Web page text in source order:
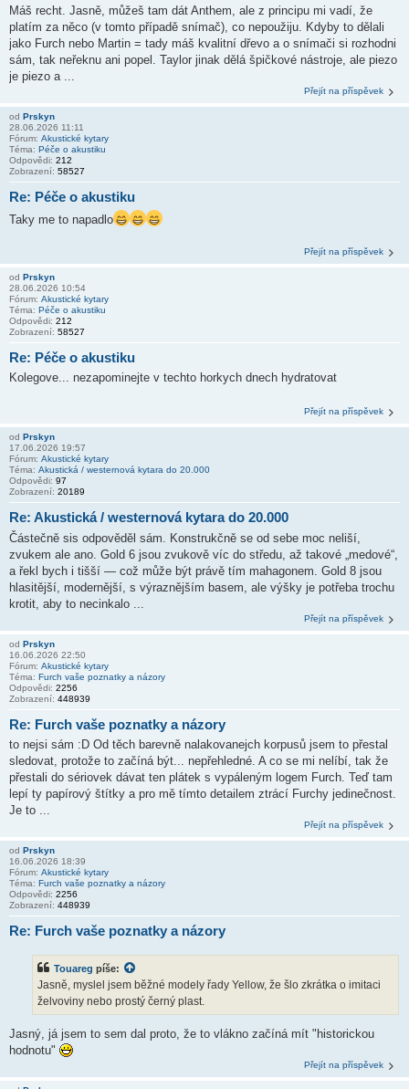
Máš recht. Jasně, můžeš tam dát Anthem, ale z principu mi vadí, že
platím za něco (v tomto případě snímač), co nepoužiju. Kdyby to dělali
jako Furch nebo Martin = tady máš kvalitní dřevo a o snímači si rozhodni
sám, tak neřeknu ani popel. Taylor jinak dělá špičkové nástroje, ale piezo
je piezo a ...
Přejít na příspěvek
od Prskyn
28.06.2026 11:11
Fórum: Akustické kytary
Téma: Péče o akustiku
Odpovědi: 212
Zobrazení: 58527
Re: Péče o akustiku
Taky me to napadlo
Přejít na příspěvek
od Prskyn
28.06.2026 10:54
Fórum: Akustické kytary
Téma: Péče o akustiku
Odpovědi: 212
Zobrazení: 58527
Re: Péče o akustiku
Kolegove... nezapominejte v techto horkych dnech hydratovat
Přejít na příspěvek
od Prskyn
17.06.2026 19:57
Fórum: Akustické kytary
Téma: Akustická / westernová kytara do 20.000
Odpovědi: 97
Zobrazení: 20189
Re: Akustická / westernová kytara do 20.000
Částečně sis odpověděl sám. Konstrukčně se od sebe moc neliší,
zvukem ale ano. Gold 6 jsou zvukově víc do středu, až takové „medové“,
a řekl bych i tišší — což může být právě tím mahagonem. Gold 8 jsou
hlasitější, modernější, s výraznějším basem, ale výšky je potřeba trochu
krotit, aby to necinkalo ...
Přejít na příspěvek
od Prskyn
16.06.2026 22:50
Fórum: Akustické kytary
Téma: Furch vaše poznatky a názory
Odpovědi: 2256
Zobrazení: 448939
Re: Furch vaše poznatky a názory
to nejsi sám :D Od těch barevně nalakovanejch korpusů jsem to přestal
sledovat, protože to začíná být... nepřehledné. A co se mi nelíbí, tak že
přestali do sériovek dávat ten plátek s vypáleným logem Furch. Teď tam
lepí ty papírový štítky a pro mě tímto detailem ztrácí Furchy jedinečnost.
Je to ...
Přejít na příspěvek
od Prskyn
16.06.2026 18:39
Fórum: Akustické kytary
Téma: Furch vaše poznatky a názory
Odpovědi: 2256
Zobrazení: 448939
Re: Furch vaše poznatky a názory
Touareg píše:
Jasně, myslel jsem běžné modely řady Yellow, že šlo zkrátka o imitaci
želvoviny nebo prostý černý plast.
Jasný, já jsem to sem dal proto, že to vlákno začíná mít "historickou
hodnotu"
Přejít na příspěvek